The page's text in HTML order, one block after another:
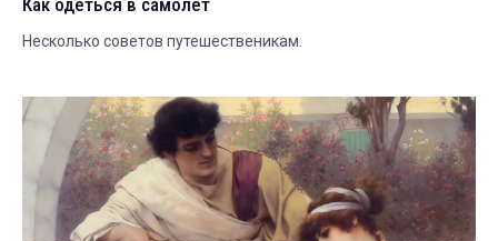
Несколько советов путешественикам.